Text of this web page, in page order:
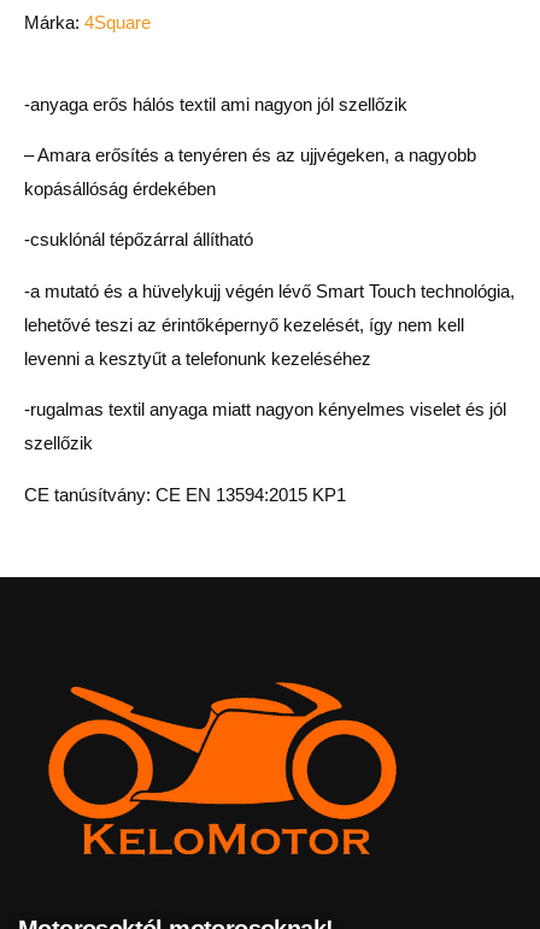
Márka: 4Square
-anyaga erős hálós textil ami nagyon jól szellőzik
–Amara erősítés a tenyéren és az ujjvégeken, a nagyobb
kopásállóság érdekében
-csuklónál tépőzárral állítható
-a mutató és a hüvelykujj végén lévő Smart Touch technológia,
lehetővé teszi az érintőképernyő kezelését, így nem kell
levenni a kesztyűt a telefonunk kezeléséhez
-rugalmas textil anyaga miatt nagyon kényelmes viselet és jól
szellőzik
CE tanúsítvány: CE EN 13594:2015 KP1